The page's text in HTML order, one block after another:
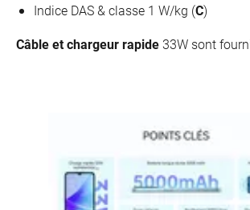
Indice DAS & classe 1 W/kg (C)
Câble et chargeur rapide33W sont